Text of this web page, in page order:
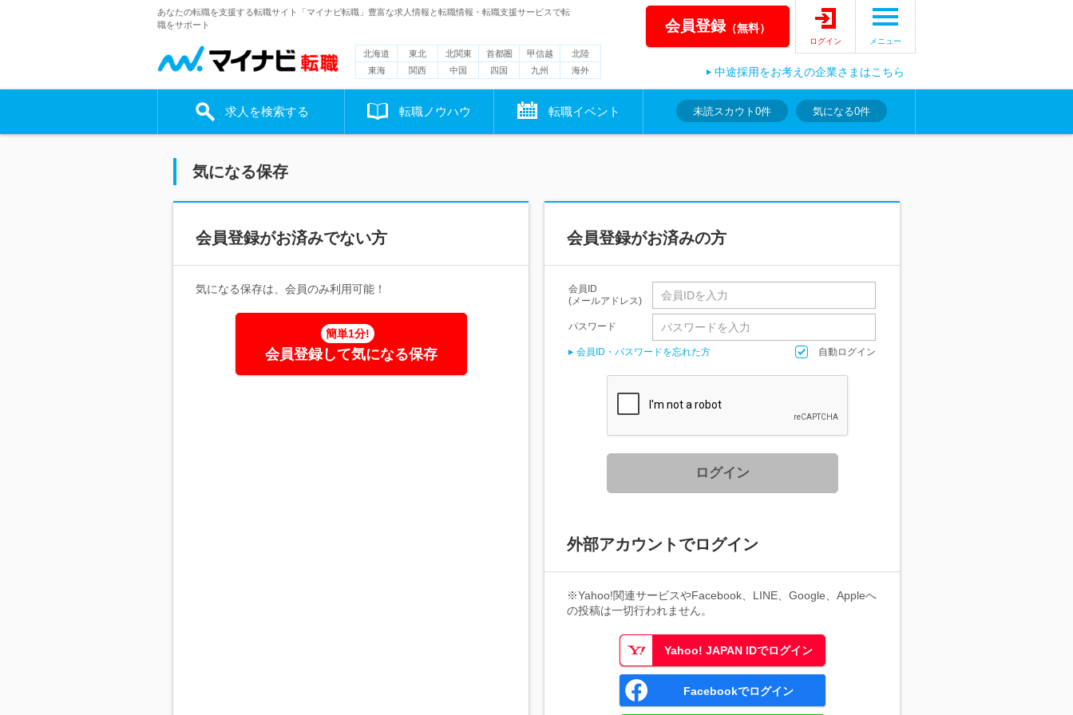
あなたの転職を支援する転職サイト「マイナビ転職」豊富な求人情報と転職情報・転職支援サービスで転
職をサポート
北海道 東北 北関東 首都圏 甲信越
北陸
東海
関西 中国 四国 九州 海外
会員登録（無料）
ログイン メニュー
中途採用をお考えの企業さまはこちら
求人を検索する 転職ノウハウ 転職イベント 未読スカウト 0件 気になる0件
気になる保存
会員登録がお済みでない方
気になる保存は、会員のみ利用可能！
簡単1分!
会員登録して気になる保存
会員登録がお済みの方
会員ID
(メールアドレス)
パスワード
会員ID・パスワードを忘れた方 自動ログイン
ログイン
外部アカウントでログイン
※Yahoo!関連サービスやFacebook、LINE、Google、Appleへ
の投稿は一切行われません。
Yahoo! JAPAN IDでログイン
Facebookでログイン